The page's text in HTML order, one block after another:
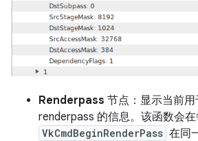
Renderpass 节点：显示当前用
renderpass 的信息。该函数会在
VkCmdBeginRenderPass 在同